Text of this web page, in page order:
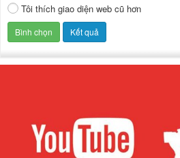
Tôi thích giao diện web cũ hơn